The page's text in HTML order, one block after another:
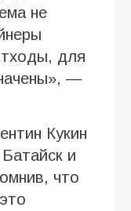
не
для
—
Кукин
и
что